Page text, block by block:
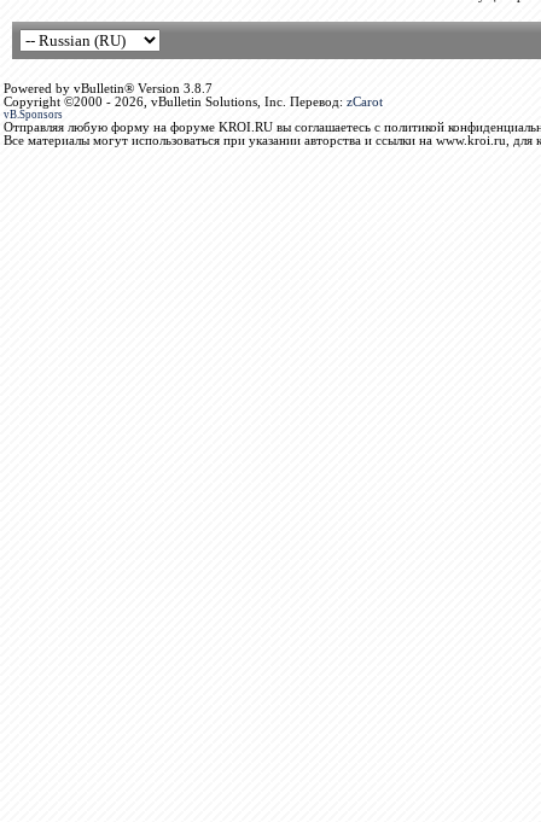
Powered by vBulletin® Version 3.8.7
Copyright ©2000 - 2026, vBulletin Solutions, Inc. Перевод: zCarot
vB.Sponsors
Отправляя любую форму на форуме KROI.RU вы соглашаетесь с политикой
Все материалы могут использоваться при указании авторства и ссылки на www.kroi.ru, для